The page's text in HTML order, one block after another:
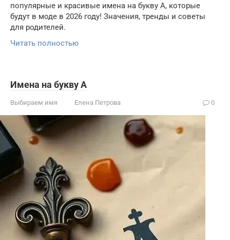
популярные и красивые имена на букву А, которые
будут в моде в 2026 году! Значения, тренды и советы
для родителей.
Читать полностью
Имена на букву А
Выбираем имя Елена Петрова 0